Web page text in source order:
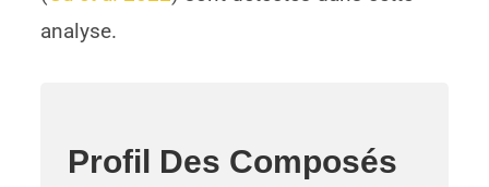
analyse.
Profil Des Composés